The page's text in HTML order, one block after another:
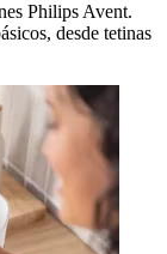
Philips Avent.
desde tetinas